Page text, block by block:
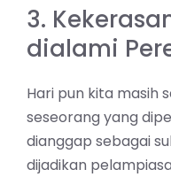
3.
dialami
Hari pun kita masih
seseorang yang
dianggap sebagai
dijadikan